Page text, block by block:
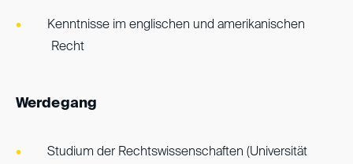
Kenntnisse im englischen und amerikanischen
Recht
Werdegang
Studium der Rechtswissenschaften (Universität